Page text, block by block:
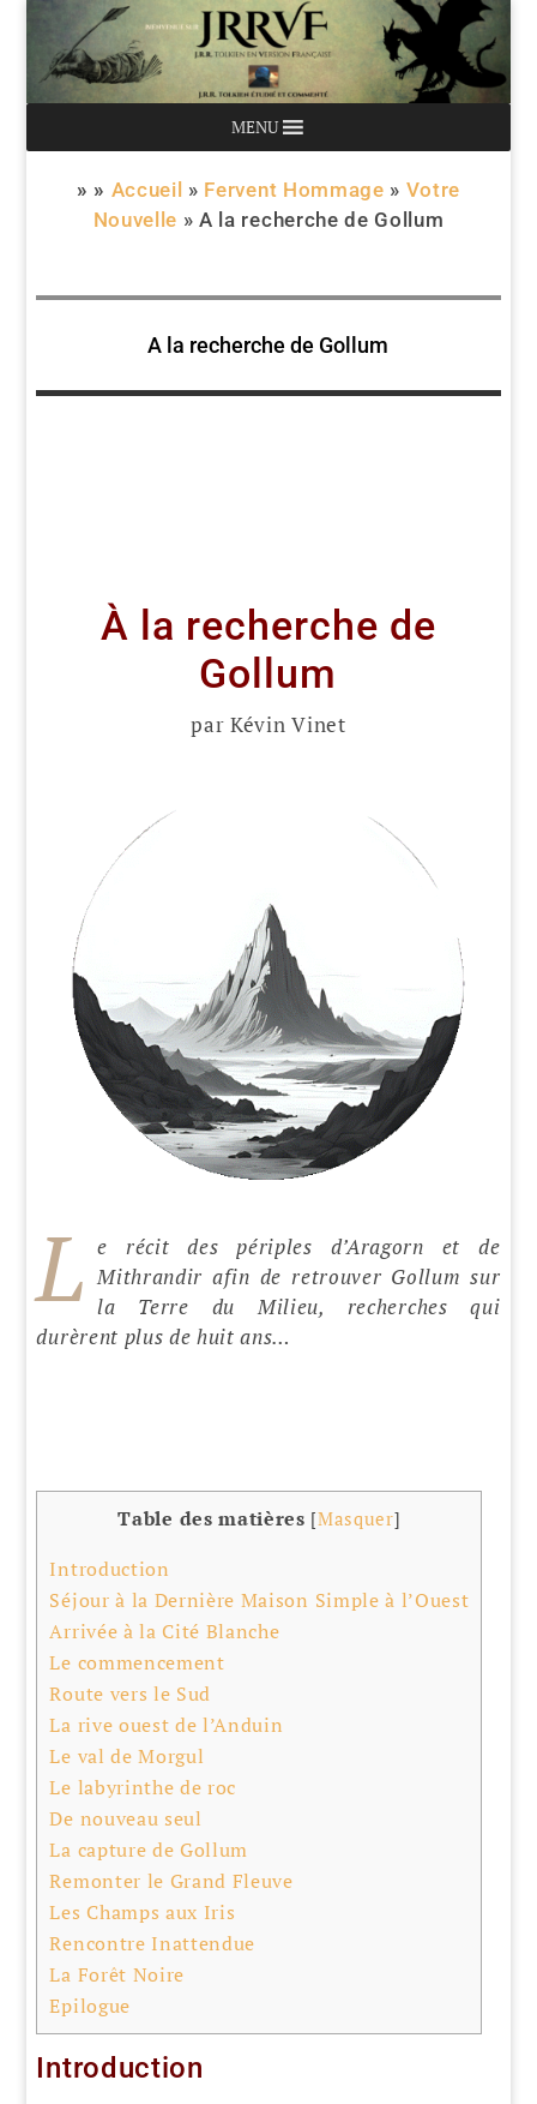
MENU
» » Accueil » Fervent Hommage » Votre
Nouvelle »A la recherche de Gollum
A la recherche de Gollum
À la recherche de
Gollum
par Kévin Vinet
L e récit des périples d’Aragorn et de
Mithrandir afin de retrouver Gollum sur
la Terre du Milieu, recherches qui
durèrent plus de huit ans…
Table des matières [Masquer]
Introduction
Séjour à la Dernière Maison Simple à l’Ouest
Arrivée à la Cité Blanche
Le commencement
Route vers le Sud
La rive ouest de l’Anduin
Le val de Morgul
Le labyrinthe de roc
De nouveau seul
La capture de Gollum
Remonter le Grand Fleuve
Les Champs aux Iris
Rencontre Inattendue
La Forêt Noire
Epilogue
Introduction